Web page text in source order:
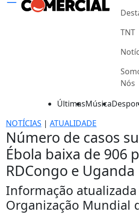
TNT
Nós
ÚltimasMúsica
NOTÍCIAS | ATUALIDADE
Número de casos
Ébola baixa de 906
RDCongo e Uganda
Informação
Organização Mundial